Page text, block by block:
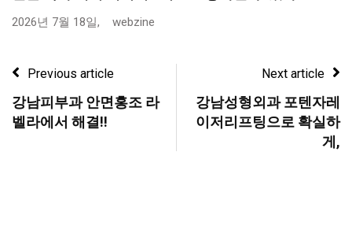
2026년 7월 18일, webzine
Previous article
강남피부과 안면홍조 라
벨라에서 해결!!
Next article
강남성형외과 포텐자레
이저리프팅으로 확실하
게,